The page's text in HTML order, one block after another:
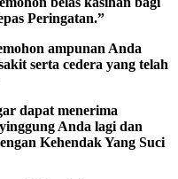
Peringatan.”
ampunan Anda
serta cedera yang telah
dapat menerima
Anda lagi dan
Kehendak Yang Suci